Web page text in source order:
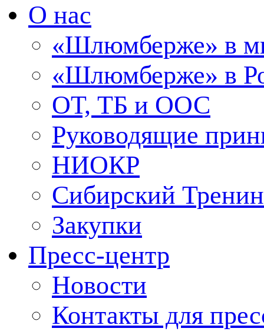
О нас
«Шлюмберже» в
«Шлюмберже» в
ОТ, ТБ и ООС
Руководящие
НИОКР
Сибирский
Закупки
Пресс-центр
Новости
Контакты для